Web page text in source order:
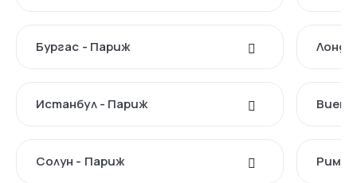
Бургас - Париж
Истанбул - Париж
Солун - Париж Рим -